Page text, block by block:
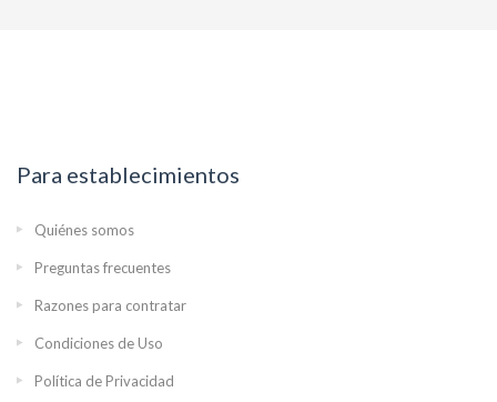
Para establecimientos
Quiénes somos
Preguntas frecuentes
Razones para contratar
Condiciones de Uso
Política de Privacidad